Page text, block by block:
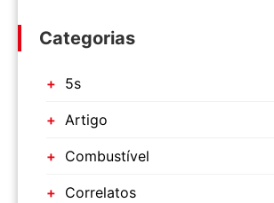
Categorias
5s
Artigo
Combustível
Correlatos